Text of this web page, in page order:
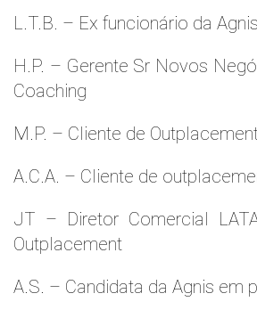
L.T.B. – Ex funcionário da Agnis
H.P. – Gerente Sr Novos
Coaching
M.P. – Cliente de
A.C.A. – Cliente de
JT – Diretor Comercial
Outplacement
A.S. – Candidata da Agnis em